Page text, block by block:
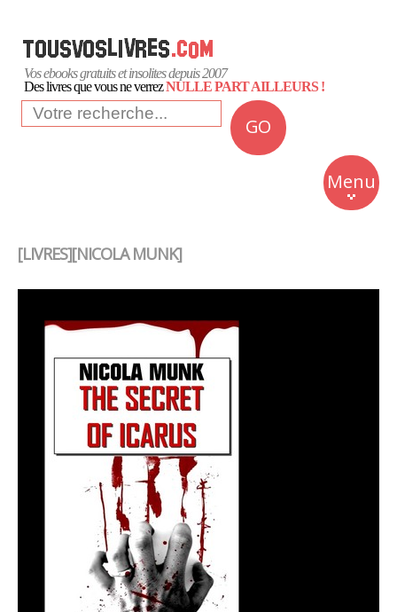
Vos ebooks gratuits et insolites depuis 2007
Des livres que vous ne verrezNULLE PART AILLEURS !
GO
Menu
Insolite
Business
[LIVRES][NICOLA MUNK]